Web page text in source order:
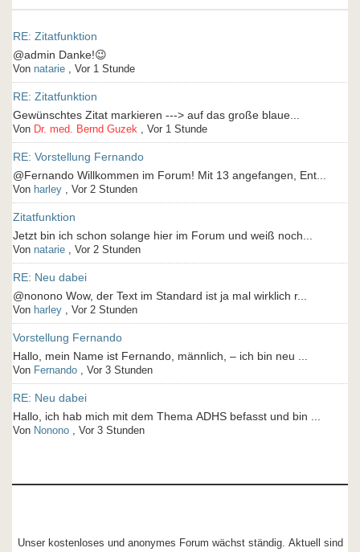
RE: Zitatfunktion
@admin Danke!😉
Von natarie , Vor 1 Stunde
RE: Zitatfunktion
Gewünschtes Zitat markieren ---> auf das große blaue...
Von Dr. med. Bernd Guzek , Vor 1 Stunde
RE: Vorstellung Fernando
@Fernando Willkommen im Forum! Mit 13 angefangen, Ent...
Von harley , Vor 2 Stunden
Zitatfunktion
Jetzt bin ich schon solange hier im Forum und weiß noch...
Von natarie , Vor 2 Stunden
RE: Neu dabei
@nonono Wow, der Text im Standard ist ja mal wirklich r...
Von harley , Vor 2 Stunden
Vorstellung Fernando
Hallo, mein Name ist Fernando, männlich, – ich bin neu ...
Von Fernando , Vor 3 Stunden
RE: Neu dabei
Hallo, ich hab mich mit dem Thema ADHS befasst und bin ...
Von Nonono , Vor 3 Stunden
Unser kostenloses und anonymes Forum wächst ständig. Aktuell sind